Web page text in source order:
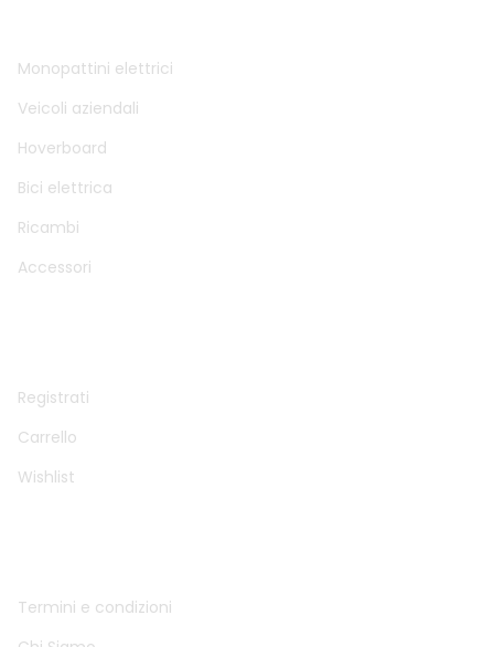
Monopattini elettrici
Veicoli aziendali
Hoverboard
Bici elettrica
Ricambi
Accessori
Registrati
Carrello
Wishlist
Termini e condizioni